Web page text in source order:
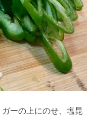
ーの上にのせ、塩昆